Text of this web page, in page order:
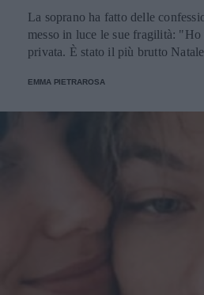
La soprano ha fatto delle
messo in luce le sue fragilità: "Ho
privata. È stato il più brutto
EMMA PIETRAROSA